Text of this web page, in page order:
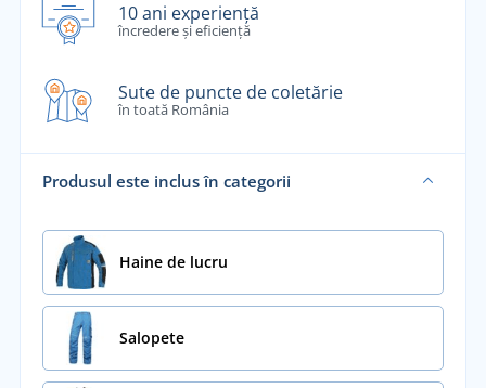
10 ani experiență
încredere și eficiență
Sute de puncte de coletărie
în toată România
Produsul este inclus în categorii
Haine de lucru
Salopete